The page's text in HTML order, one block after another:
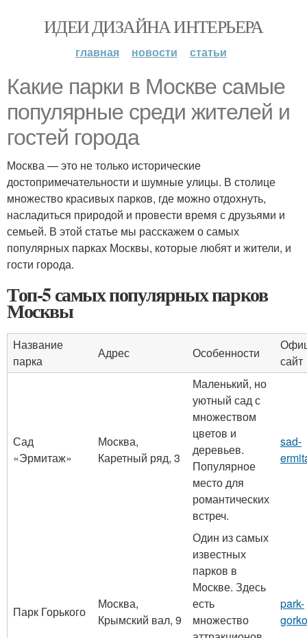
ИДЕИ ДИЗАЙНА ИНТЕРЬЕРА
главная новости статьи
Какие парки в Москве самые
популярные среди жителей и
гостей города
Москва — это не только исторические
достопримечательности и шумные улицы. В столице
множество красивых парков, где можно отдохнуть,
насладиться природой и провести время с друзьями и
семьей. В этой статье мы расскажем о самых
популярных парках Москвы, которые любят и жители, и
гости города.
Топ-5 самых популярных парков
Москвы
Название
парка
Адрес Особенности
сайт
Сад
«Эрмитаж»
Москва,
Каретный ряд, 3
Маленький, но
уютный сад с
множеством
цветов и
деревьев.
Популярное
место для
романтических
встреч.
sad-
Парк Горького
Москва,
Крымский вал, 9
Один из самых
известных
парков в
Москве. Здесь
есть
множество
park-